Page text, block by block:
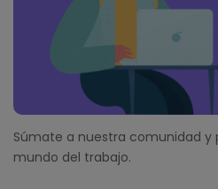
Súmate a nuestra comunidad y
mundo del trabajo.